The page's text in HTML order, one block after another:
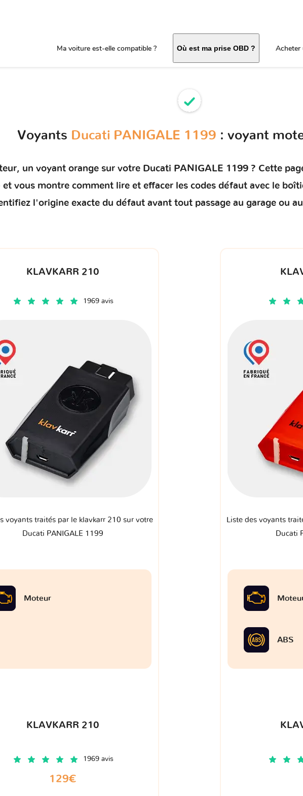
Ma voiture est-elle compatible ? Où est ma prise OBD ? Acheter
Voyants Ducati PANIGALE 1199 : voyant
, un voyant orange sur votre Ducati PANIGALE 1199 ? Cette
et vous montre comment lire et effacer les codes défaut avec le
l'origine exacte du défaut avant tout passage au garage ou
KLAVKARR 210
1969 avis
voyants traités par le klavkarr 210 sur votre
Ducati PANIGALE 1199
Moteur
KLAVKARR 210
1969 avis
129€
Liste des voyants
Ducati
ABS